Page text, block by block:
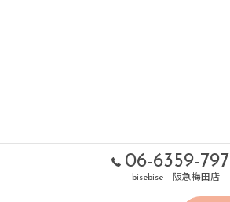
06-6359-
bisebise 阪急梅田店